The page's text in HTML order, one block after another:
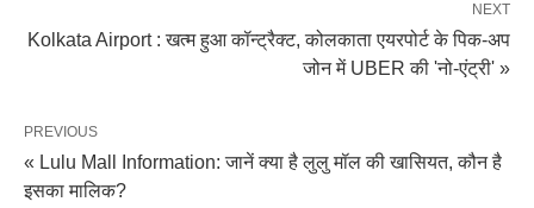
NEXT
Kolkata Airport : खत्म हुआ कॉन्ट्रैक्ट, कोलकाता एयरपोर्ट के पिक-अप
जोन में UBER की 'नो-एंट्री' »
PREVIOUS
« Lulu Mall Information: जानें क्या है लुलु मॉल की खासियत, कौन है
इसका मालिक?